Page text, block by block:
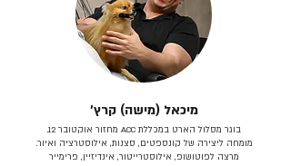
מיכאל (מישה) קרץ׳
בוגר מסלול הארט במכללת ACC מחזור אוקטובר 12.
מומחה ליצירה של קונספטים, סצנות, אילוסטרציה ואיור.
מרצה לפוטושופ, אילוסטרייטור, אינדיזיין, פרימייר